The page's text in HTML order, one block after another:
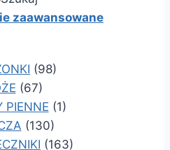
zaawansowane
(98)
(67)
PIENNE (1)
(130)
(163)